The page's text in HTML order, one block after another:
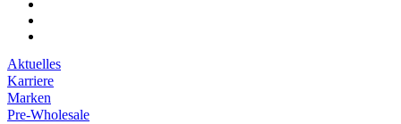
Aktuelles
Karriere
Marken
Pre-Wholesale